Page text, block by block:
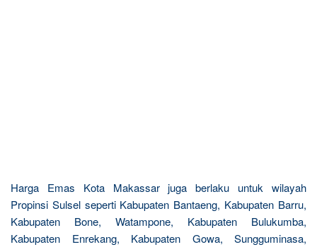
Harga Emas Kota Makassar juga berlaku untuk wilayah
Propinsi Sulsel seperti Kabupaten Bantaeng, Kabupaten Barru,
Kabupaten Bone, Watampone, Kabupaten Bulukumba,
Kabupaten Enrekang, Kabupaten Gowa, Sungguminasa,